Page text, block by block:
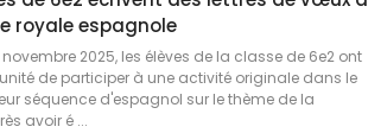
royale espagnole
novembre 2025, les élèves de la classe de 6e2 ont
de participer à une activité originale dans le
séquence d'espagnol sur le thème de la
avoir é ...